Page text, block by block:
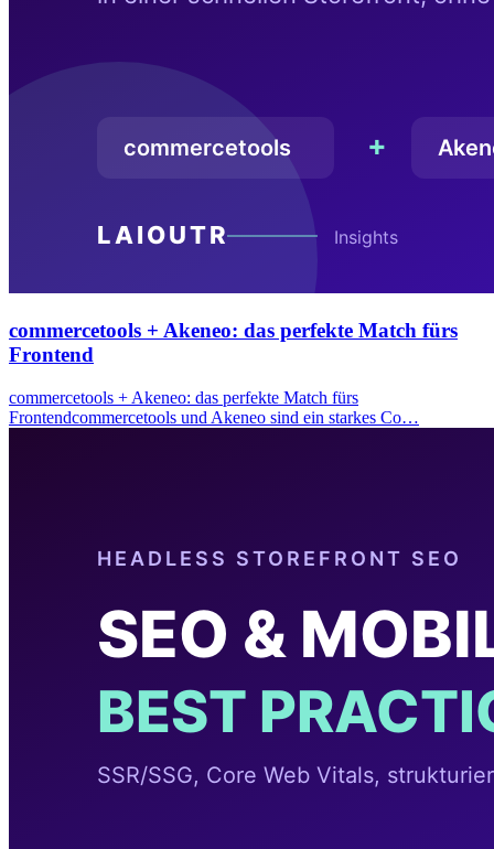
commercetools + Akeneo: das perfekte Match fürs
Frontend
commercetools + Akeneo: das perfekte Match fürs
Frontendcommercetools und Akeneo sind ein starkes Co…